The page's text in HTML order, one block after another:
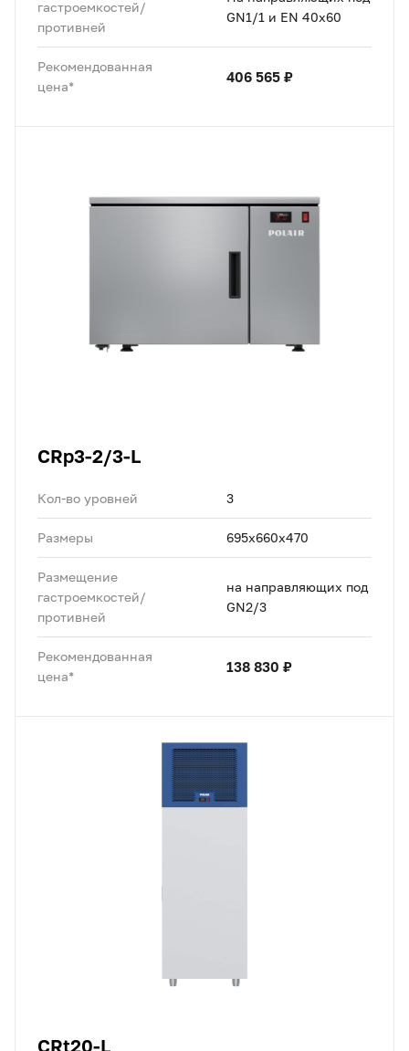
гастроемкостей/
противней
GN1/1 и EN 40x60
Рекомендованная
цена*
406 565 ₽
CRp3-2/3-L
Кол-во уровней 3
Размеры 695х660х470
Размещение
гастроемкостей/
противней
на направляющих под
GN2/3
Рекомендованная
цена*
138 830 ₽
CRt20-L